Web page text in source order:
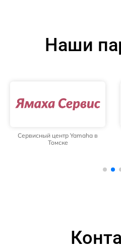
Наши
Сервисный центр Yamaha в
Томске